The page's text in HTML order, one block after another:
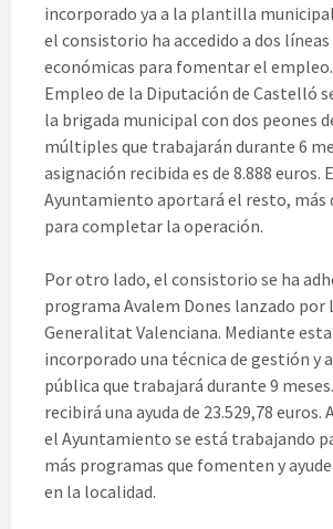
incorporado ya a la plantilla
el consistorio ha accedido a dos líneas
económicas para fomentar el
Empleo de la Diputación de Castelló
la brigada municipal con dos peones
múltiples que trabajarán durante 6
asignación recibida es de 8.888 euros.
Ayuntamiento aportará el resto, más
para completar la operación.
Por otro lado, el consistorio se ha
programa Avalem Dones lanzado por
Generalitat Valenciana. Mediante
incorporado una técnica de gestión y
pública que trabajará durante 9
recibirá una ayuda de 23.529,78 euros.
el Ayuntamiento se está trabajando
más programas que fomenten y
en la localidad.